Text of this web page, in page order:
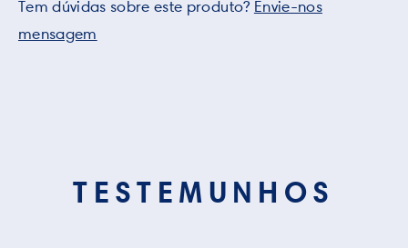
Tem dúvidas sobre este produto? Envie-nos
mensagem
TESTEMUNHOS